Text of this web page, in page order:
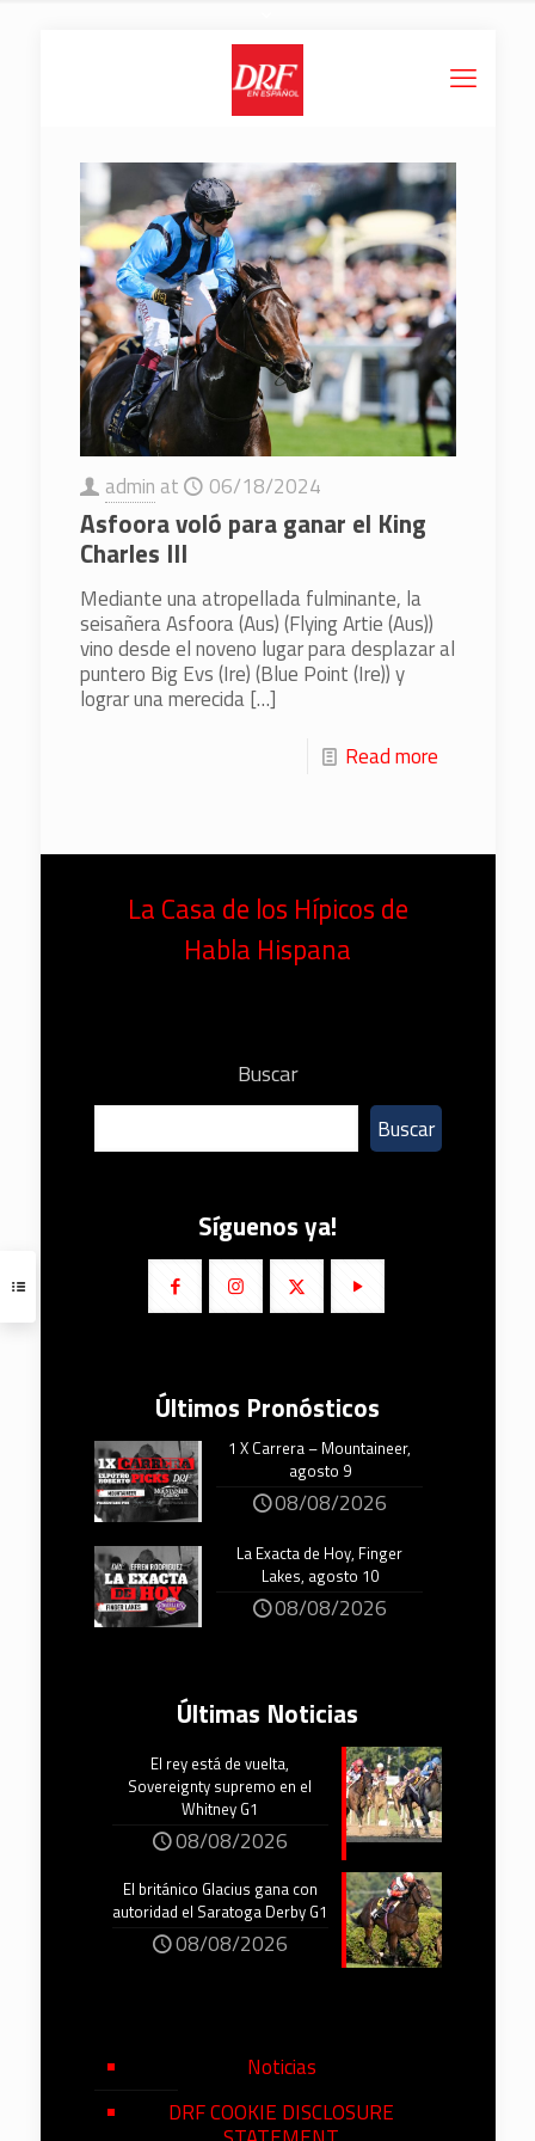
admin at 06/18/2024
Asfoora voló para ganar el King
Charles III
Mediante una atropellada fulminante, la
seisañera Asfoora (Aus) (Flying Artie (Aus))
vino desde el noveno lugar para desplazar al
puntero Big Evs (Ire) (Blue Point (Ire)) y
lograr una merecida[…]
Read more
La Casa de los Hípicos de
Habla Hispana
Buscar
Buscar
Síguenos ya!
Últimos Pronósticos
1 X Carrera – Mountaineer,
agosto 9
08/08/2026
La Exacta de Hoy, Finger
Lakes, agosto 10
08/08/2026
Últimas Noticias
El rey está de vuelta,
Sovereignty supremo en el
Whitney G1
08/08/2026
El británico Glacius gana con
autoridad el Saratoga Derby G1
08/08/2026
Noticias
DRF COOKIE DISCLOSURE